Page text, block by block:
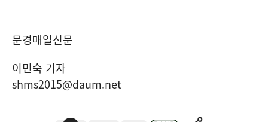
문경매일신문
이민숙 기자
shms2015@daum.net